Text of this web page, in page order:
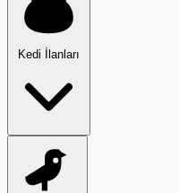
Kedi İlanları